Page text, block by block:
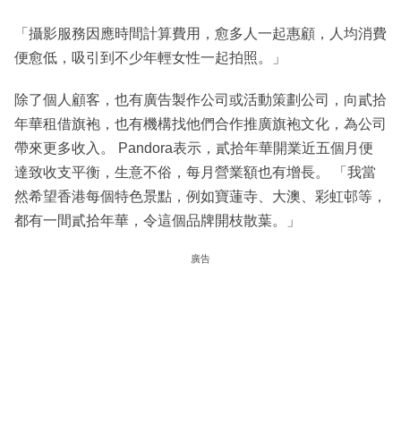
「攝影服務因應時間計算費用，愈多人一起惠顧，人均消費
便愈低，吸引到不少年輕女性一起拍照。」
除了個人顧客，也有廣告製作公司或活動策劃公司，向貳拾
年華租借旗袍，也有機構找他們合作推廣旗袍文化，為公司
帶來更多收入。 Pandora表示，貳拾年華開業近五個月便
達致收支平衡，生意不俗，每月營業額也有增長。 「我當
然希望香港每個特色景點，例如寶蓮寺、大澳、彩虹邨等，
都有一間貳拾年華，令這個品牌開枝散葉。」
廣告